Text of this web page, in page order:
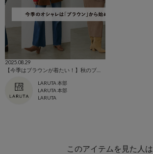
2025.08.29
LARUTA 本部
LARUTA 本部
LARUTA
このアイテムを見た人は